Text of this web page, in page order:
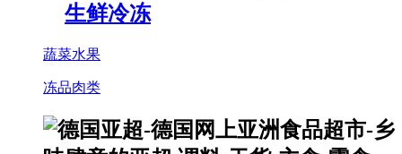
生鲜冷冻
蔬菜水果
冻品肉类